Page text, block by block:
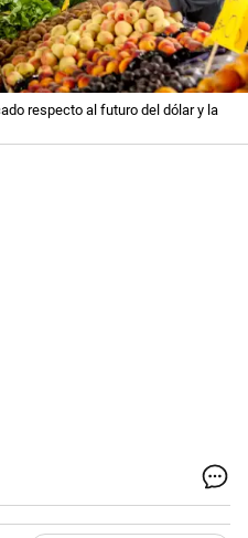
respecto al futuro del dólar y la